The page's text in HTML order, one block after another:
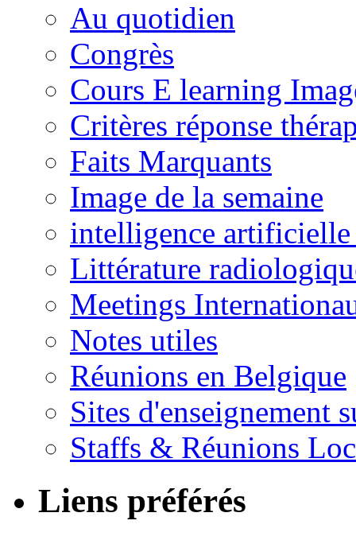
Au quotidien
Congrès
Cours E learning
Critères réponse
Faits Marquants
Image de la semaine
intelligence
Littérature
Meetings
Notes utiles
Réunions en Belgique
Sites d'enseignement
Staffs & Réunions
Liens préférés